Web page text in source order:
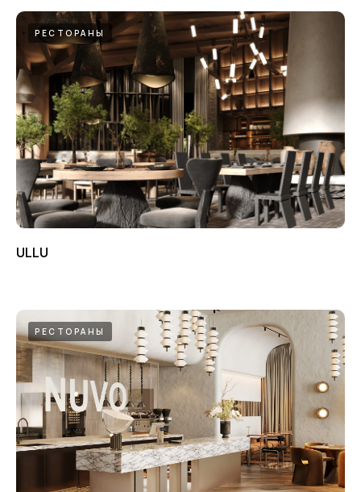
РЕСТОРАНЫ
ULLU
РЕСТОРАНЫ